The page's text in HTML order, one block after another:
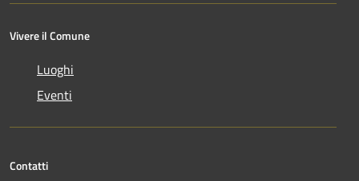
Vivere il Comune
Luoghi
Eventi
Contatti